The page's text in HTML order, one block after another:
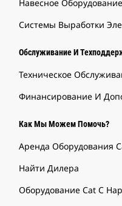
Навесное Оборудование
Системы Выработки
Обслуживание И
Техническое
Финансирование И
Как Мы Можем Помочь?
Аренда Оборудования
Найти Дилера
Оборудование Cat С